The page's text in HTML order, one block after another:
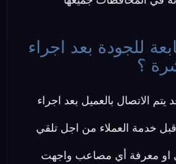
للجودة بعد اجراء
؟
الاتصال بالعميل بعد اجراء
خدمة العملاء من اجل تلقي
او معرفة أي مصاعب واجهت